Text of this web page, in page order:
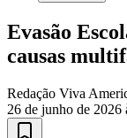
Eleições
Segurança
Saúde
Meio
Obras
Evasão
causas
Redação Viva
26 de junho de 2026